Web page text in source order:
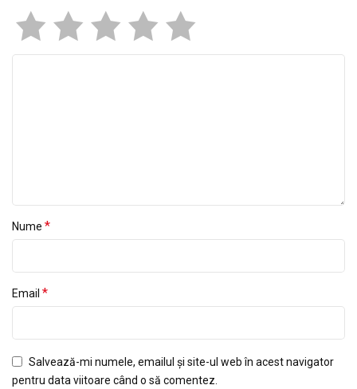
Nume *
Email *
Salvează-mi numele, emailul și site-ul web în acest navigator
pentru data viitoare când o să comentez.